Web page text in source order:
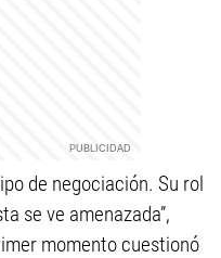
de negociación. Su rol
se ve amenazada”,
momento cuestionó